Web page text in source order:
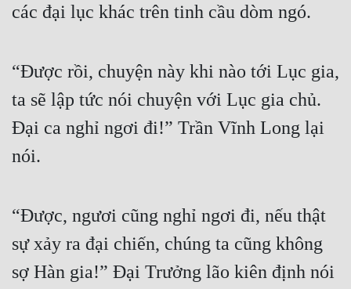
Đẹp Hiệp
Tính Cách Nhân Vật :
Cơ Trí
các đại lục khác trên tinh cầu dòm ngó.
“Được rồi, chuyện này khi nào tới Lục gia,
ta sẽ lập tức nói chuyện với Lục gia chủ.
Đại ca nghỉ ngơi đi!” Trần Vĩnh Long lại
nói.
“Được, ngươi cũng nghỉ ngơi đi, nếu thật
sự xảy ra đại chiến, chúng ta cũng không
sợ Hàn gia!” Đại Trưởng lão kiên định nói